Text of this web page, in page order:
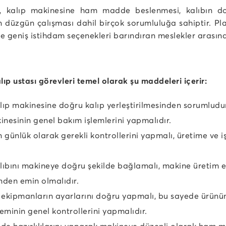
kalıp makinesine ham madde beslenmesi, kalıbın
düzgün çalışması dahil birçok sorumluluğa sahiptir.
geniş istihdam seçenekleri barındıran meslekler
ustası görevleri temel olarak şu maddeleri içerir:
makinesine doğru kalıp yerleştirilmesinden
genel bakım işlemlerini yapmalıdır.
günlük olarak gerekli kontrollerini yapmalı, üretime ve
makineye doğru şekilde bağlamalı, makine üretim
emin olmalıdır.
ayarlarını doğru yapmalı, bu sayede
genel kontrollerini yapmalıdır.